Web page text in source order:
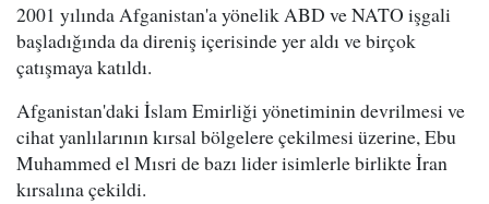
2001 yılında Afganistan'a yönelik ABD ve NATO işgali
başladığında da direniş içerisinde yer aldı ve birçok
çatışmaya katıldı.
Afganistan'daki İslam Emirliği yönetiminin devrilmesi ve
cihat yanlılarının kırsal bölgelere çekilmesi üzerine, Ebu
Muhammed el Mısri de bazı lider isimlerle birlikte İran
kırsalına çekildi.